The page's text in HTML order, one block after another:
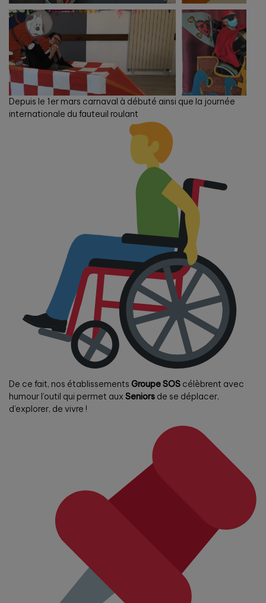
Depuis le 1er mars carnaval à débuté ainsi que la journée
internationale du fauteuil roulant
De ce fait, nos établissements Groupe SOS célèbrent avec
humour l’outil qui permet aux Seniors de se déplacer,
d’explorer, de vivre !